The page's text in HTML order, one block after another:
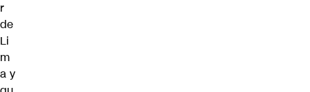
r
de
Li
m
a y